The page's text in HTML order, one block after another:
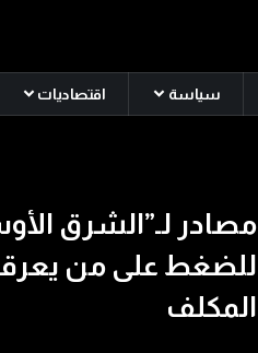
سياسة اقتصاديات
مصادر لـ”الشرق
للضغط على من
المكلف